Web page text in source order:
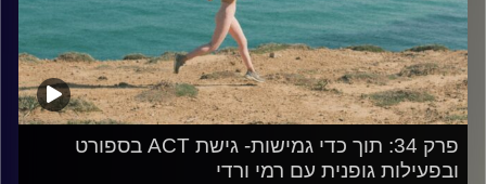
• טיפים פרקטיים להתנהלות יומיומית נכונה לצד ההפרעה: איך
לייצר סביבה תומכת, התנהלות מול מנהלים, ארגון הלו"ז, סידור
הבית ועוד.
• ואולי הכי חשוב – מהם היתרונות והכוחות הייחודיים שמגיעים
עם הפרעת הקשב?
האזנה נעימה, מיקה!
פרק 34: תוך כדי גמישות- גישת ACT בספורט
ובפעילות גופנית עם רמי ורדי